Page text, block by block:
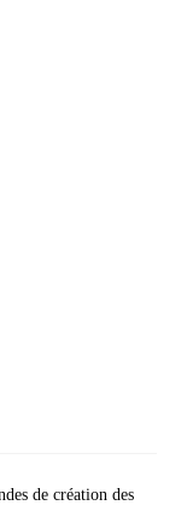
de création des